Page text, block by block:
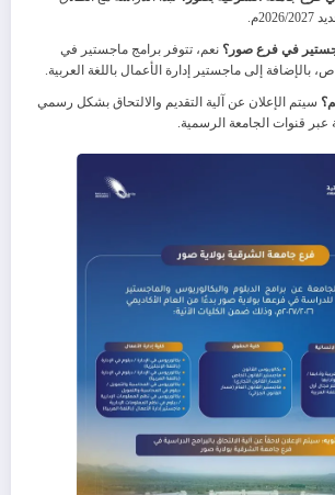
في فرع صور؟ نعم، تتوفر برامج ماجستير في
بالإضافة إلى ماجستير إدارة الأعمال باللغة العربية.
سيتم الإعلان عن آلية التقديم والالتحاق بشكل رسمي
عبر قنوات الجامعة الرسمية.